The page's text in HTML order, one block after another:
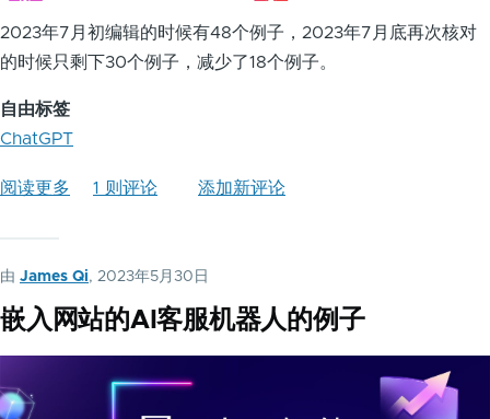
2023年7月初编辑的时候有48个例子，2023年7月底再次核对
的时候只剩下30个例子，减少了18个例子。
自由标签
ChatGPT
阅读更多
应
用
实
1 则评论 添加新评论
由 James Qi, 2023年5月30日
嵌入网站的AI客服机器人的例子